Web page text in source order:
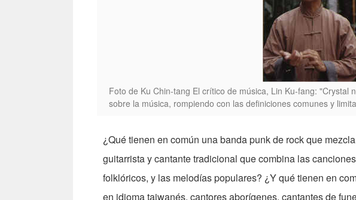
Foto de Ku Chin-tang El crítico de música, Lin Ku-fang: "Crystal
sobre la música, rompiendo con las definiciones comunes y
¿Qué tienen en común una banda punk de rock que
guitarrista y cantante tradicional que combina las
folklóricos, y las melodías populares? ¿Y qué tienen en
en idioma taiwanés, cantores aborígenes, cantantes de